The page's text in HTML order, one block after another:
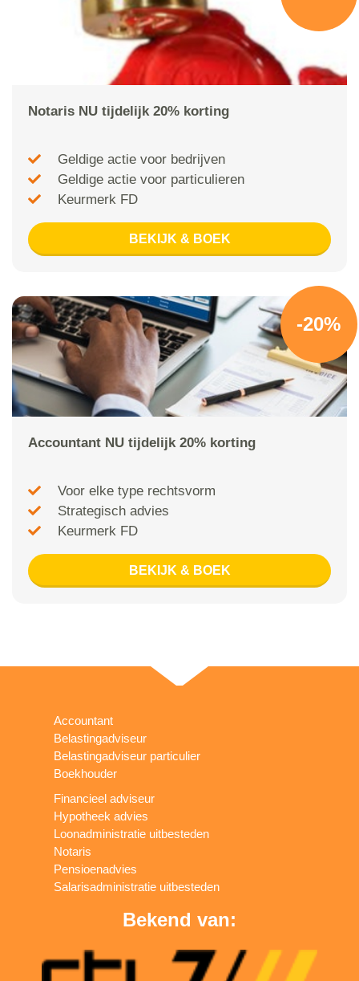
Notaris NU tijdelijk 20% korting
Geldige actie voor bedrijven
Geldige actie voor particulieren
Keurmerk FD
BEKIJK & BOEK
-20%
Accountant NU tijdelijk 20% korting
Voor elke type rechtsvorm
Strategisch advies
Keurmerk FD
BEKIJK & BOEK
Accountant
Belastingadviseur
Belastingadviseur particulier
Boekhouder
Financieel adviseur
Hypotheek advies
Loonadministratie uitbesteden
Notaris
Pensioenadvies
Salarisadministratie uitbesteden
Bekend van: